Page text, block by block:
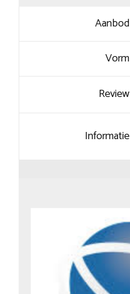
Aanbod
Vorm
Review
Informatie